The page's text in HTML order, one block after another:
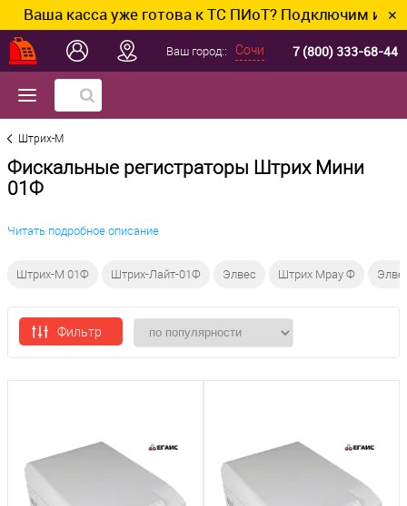
Ваша касса уже готова к ТС ПИоТ? Подключим и ✕
Ваш город:: Сочи 7 (800) 333-68-44
Штрих-М
Фискальные регистраторы Штрих Мини
01Ф
Читать подробное описание
Штрих-М 01Ф Штрих-Лайт-01Ф Элвес Штрих Mpay Ф
Фильтр